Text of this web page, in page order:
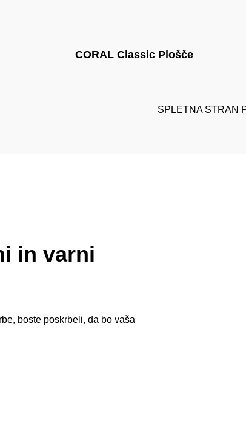
CORAL Classic Plošče
SPLETNA STRAN
in varni
boste poskrbeli, da bo vaša